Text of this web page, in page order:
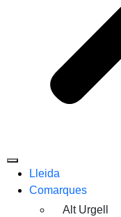
Lleida
Comarques
Alt Urgell